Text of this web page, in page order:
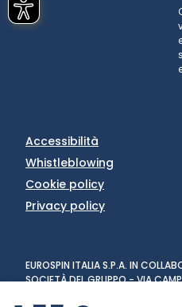
Accessibilità
Whistleblowing
Cookie policy
Privacy policy
EUROSPIN ITALIA S.P.A. IN
SOCIETÀ DEL GRUPPO - VIA
MARTINO BUON ALBERGO (VR)